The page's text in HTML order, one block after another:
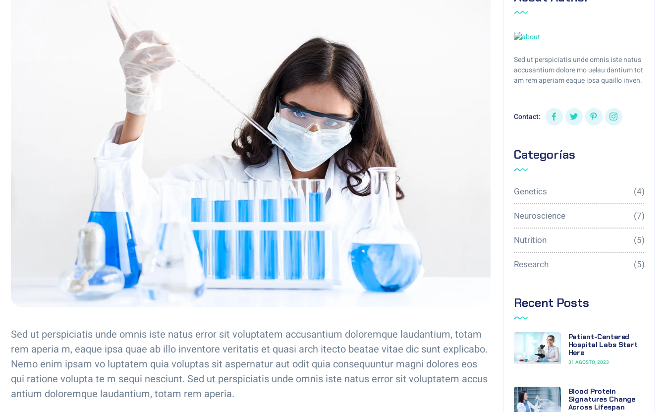
Sed ut perspiciatis unde omnis iste natus error sit voluptatem accusantium doloremque laudantium, totam
rem aperia m, eaque ipsa quae ab illo inventore veritatis et quasi arch itecto beatae vitae dic sunt explicabo.
Nemo enim ipsam vo luptatem quia voluptas sit aspernatur aut odit quia consequuntur magni dolores eos
qui ratione volupta te m sequi nesciunt. Sed ut perspiciatis unde omnis iste natus error sit voluptatem accus
antium doloremque laudantium, totam rem aperia.
Sed ut perspiciatis unde omnis iste natus
accusantium dolore mo uelau dantium tot
am rem aperiam eaque ipsa quaillo inven.
Contact:
Categorías
Genetics
(4)
Neuroscience
(7)
Nutrition
(5)
Research
(5)
Recent Posts
Patient-Centered
Hospital Labs Start
Here
31 AGOSTO, 2023
Blood Protein
Signatures Change
Across Lifespan